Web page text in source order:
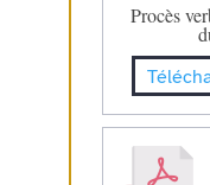
Procès